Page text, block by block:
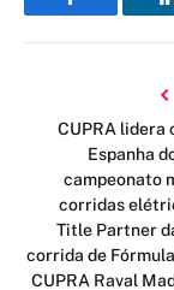
CUPRA lidera
Espanha
campeonato
corridas
Title Partner
corrida de
CUPRA Raval